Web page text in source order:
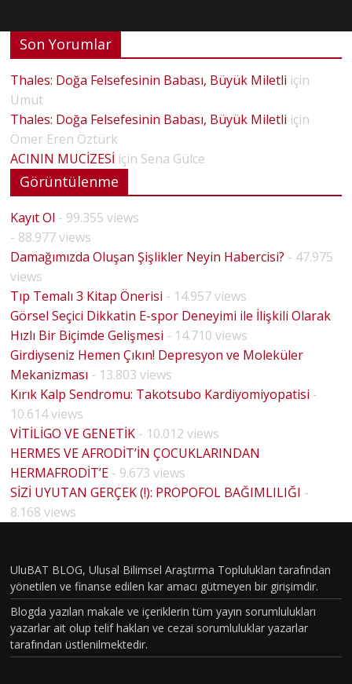
Son Yorumlar
Thales: Doğa Felsefesinin Babası, Büyük Miletli için
Umut
Thales: Doğa Felsefesinin Babası, Büyük Miletli için
Ömer Eren Öztürk
ACININ MUCİZESİ için Sena Gülce
Görüntülenme
Kayıt Ol - 99.355 views
- 88.977 views
Damağımızda Oluşan Şişlikler Neyin Habercisi? - 47.975
views
Tıp Temalı 3 Kitap Önerisi - 14.957 views
Görsel Seçici Dikkatin E-spor Deneyimi ile İlişkili Olarak
Hızlı Bir Biçimde Gelişmesi - 14.710 views
Girdiyseniz Hemen Çıkın! Depresyon ve Moleküler
Mekanizması - 13.803 views
Kırık Kalp Sendromu: Takotsubo Kardiyomiyopatisi -
10.614 views
VİTİLİGO VE GENETİK - 10.012 views
HERMES VE AFRODİT’İN ÇOCUKLARINDAN
HERMAFRODİT’E - 9.673 views
SİZİ UYUTAN GERÇEK (!): PROPOFOL BAĞIMLILIĞI -
8.168 views
UluBAT BLOG, Ulusal Bilimsel Araştırma Toplulukları tarafından
yönetilen ve finanse edilen kar amacı gütmeyen bir girişimdir.
Blogda yazılan makale ve içeriklerin tüm yayın sorumlulukları
yazarlar ait olup telif hakları ve cezai sorumluluklar yazarlar
tarafından üstlenilmektedir.